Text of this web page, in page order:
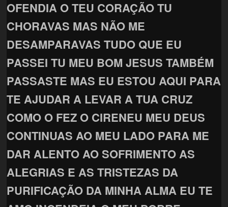
OFENDIA O TEU CORAÇÃO TU
CHORAVAS MAS NÃO ME
DESAMPARAVAS TUDO QUE EU
PASSEI TU MEU BOM JESUS TAMBÉM
PASSASTE MAS EU ESTOU AQUI PARA
TE AJUDAR A LEVAR A TUA CRUZ
COMO O FEZ O CIRENEU MEU DEUS
CONTINUAS AO MEU LADO PARA ME
DAR ALENTO AO SOFRIMENTO AS
ALEGRIAS E AS TRISTEZAS DA
PURIFICAÇÃO DA MINHA ALMA EU TE